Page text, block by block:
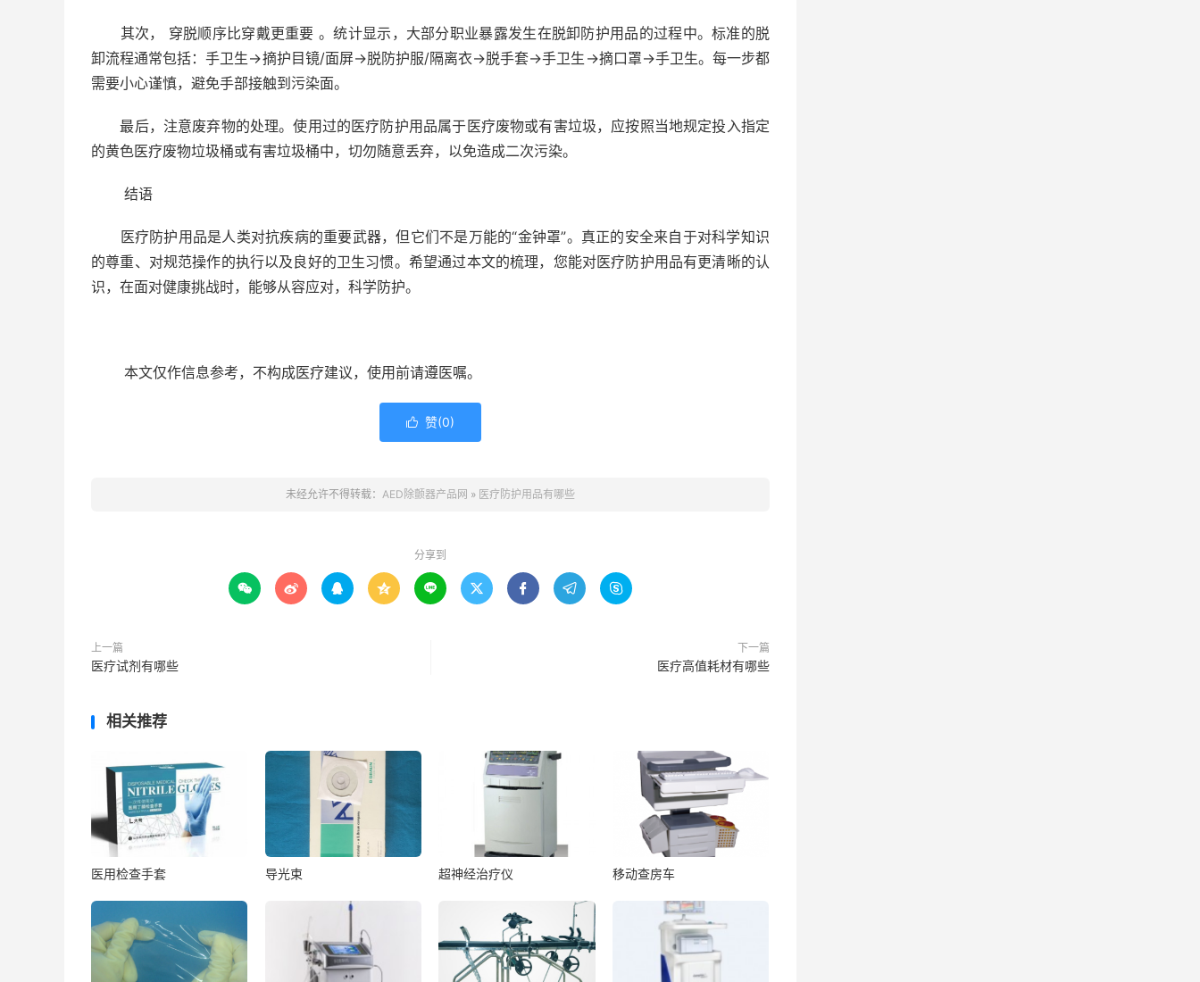
其次， 穿脱顺序比穿戴更重要 。统计显示，大部分职业暴露发生在脱卸防护用品的过程中。标准的脱
卸流程通常包括：手卫生→摘护目镜/面屏→脱防护服/隔离衣→脱手套→手卫生→摘口罩→手卫生。每一步都
需要小心谨慎，避免手部接触到污染面。
最后，注意废弃物的处理。使用过的医疗防护用品属于医疗废物或有害垃圾，应按照当地规定投入指定
的黄色医疗废物垃圾桶或有害垃圾桶中，切勿随意丢弃，以免造成二次污染。
结语
医疗防护用品是人类对抗疾病的重要武器，但它们不是万能的“金钟罩”。真正的安全来自于对科学知识
的尊重、对规范操作的执行以及良好的卫生习惯。希望通过本文的梳理，您能对医疗防护用品有更清晰的认
识，在面对健康挑战时，能够从容应对，科学防护。
本文仅作信息参考，不构成医疗建议，使用前请遵医嘱。
 赞(0)
未经允许不得转载： AED除颤器产品网 » 医疗防护用品有哪些
分享到
        
上一篇
医疗试剂有哪些
下一篇
医疗高值耗材有哪些
相关推荐
医用检查手套 导光束 超神经治疗仪 移动查房车